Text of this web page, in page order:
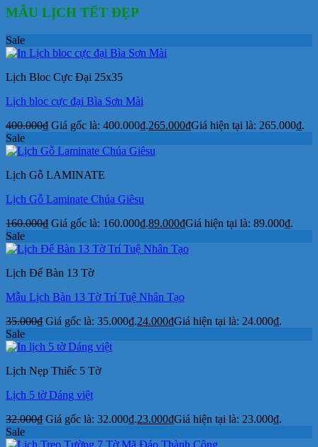
MẪU LỊCH TẾT ĐẸP
Sale
Lịch Bloc Cực Đại 25x35
Lịch bloc cực đại Bìa Sơn Mài
400.000₫ Giá gốc là: 400.000₫.265.000₫Giá hiện tại là: 265.000₫.
Sale
Lịch Gỗ LAMINATE
Lịch Gỗ Laminate Chúa Giêsu
160.000₫ Giá gốc là: 160.000₫.89.000₫Giá hiện tại là: 89.000₫.
Sale
Lịch Để Bàn 13 Tờ
Mẫu Lịch Bàn 13 Tờ Trí Tuệ Nhân Tạo
35.000₫ Giá gốc là: 35.000₫.24.000₫Giá hiện tại là: 24.000₫.
Sale
Lịch Nẹp Thiếc 5 Tờ
Lịch 5 tờ Dáng việt
32.000₫ Giá gốc là: 32.000₫.23.000₫Giá hiện tại là: 23.000₫.
Sale